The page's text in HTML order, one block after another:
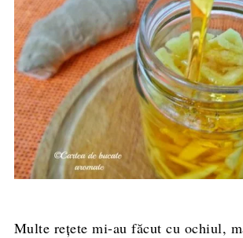
Multe reţete mi-au făcut cu ochiul,